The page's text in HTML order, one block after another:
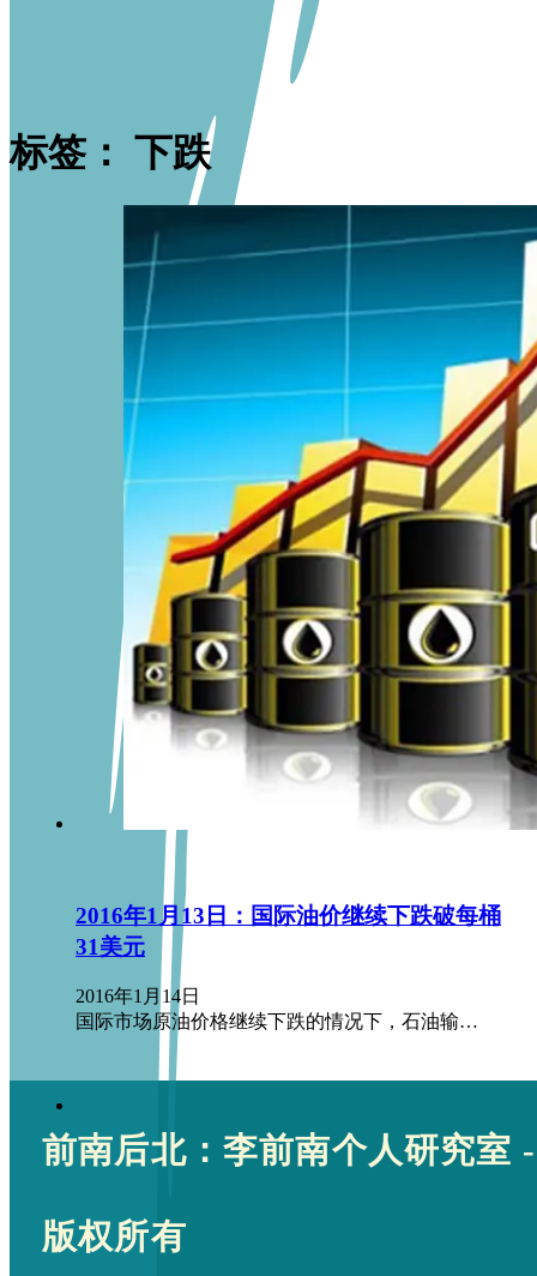
标签： 下跌
2016年1月13日：国际油价继续下跌破每桶
31美元
2016年1月14日
国际市场原油价格继续下跌的情况下，石油输…
前南后北：李前南个人研究室 -
版权所有